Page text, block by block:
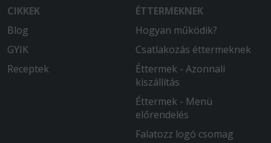
CIKKEK
Blog
GYIK
Receptek
ÉTTERMEKNEK
Hogyan működik?
Csatlakozás éttermeknek
Éttermek - Azonnali
kiszállítás
Éttermek - Menü
előrendelés
Falatozz logó csomag